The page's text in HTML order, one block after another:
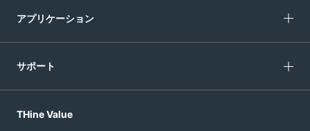
アプリケーション
サポート
THine Value